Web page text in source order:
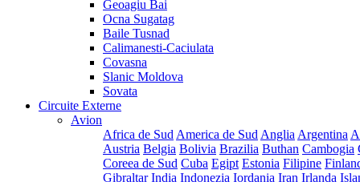
Geoagiu Bai
Ocna Sugatag
Baile Tusnad
Calimanesti-Caciulata
Covasna
Slanic Moldova
Sovata
Circuite Externe
Avion
Africa de Sud America de Sud Anglia Argentina
Austria Belgia Bolivia Brazilia Buthan Cambogia
Coreea de Sud Cuba Egipt Estonia Filipine
Gibraltar India Indonezia Iordania Iran Irlanda